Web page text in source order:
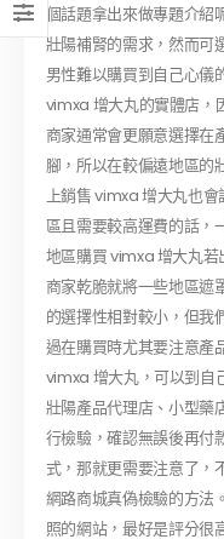
個話題拿出來做專題介紹
壯陽補腎的需求，然而可
男性難以購買到自己心儀
vimxa 增大丸的實體店，
商家通常會更願意選擇在
腳，所以在較偏遠地區的
上銷售 vimxa 增大丸也
區且需要較高運費的話，
地區購買 vimxa 增大丸
商家乾脆就將一些地區遮
的選擇性相對較小，但我
過在購買時尤其要注意產
vimxa 增大丸，可以到自
壯陽產品代理店、小型藥
行檢驗，確認無誤後再付
式，那就更需要注意了，
網路商城真偽檢驗的方法
照的網站，最好是評分很